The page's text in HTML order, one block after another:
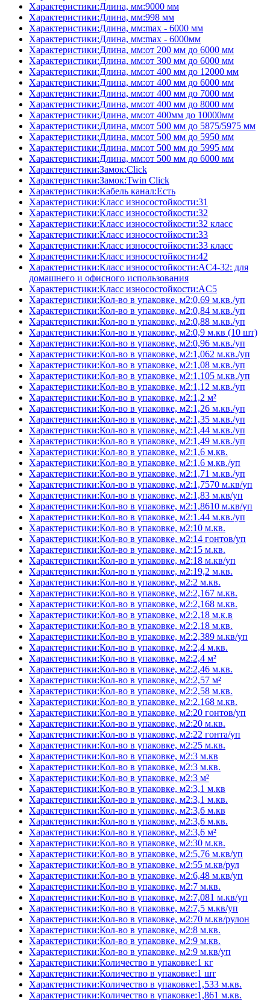
Характеристики:Длина, мм:9000 мм
Характеристики:Длина, мм:998 мм
Характеристики:Длина, мм:max - 6000 мм
Характеристики:Длина, мм:max - 6000мм
Характеристики:Длина, мм:от 200 мм до 6000 мм
Характеристики:Длина, мм:от 300 мм до 6000 мм
Характеристики:Длина, мм:от 400 мм до 12000 мм
Характеристики:Длина, мм:от 400 мм до 6000 мм
Характеристики:Длина, мм:от 400 мм до 7000 мм
Характеристики:Длина, мм:от 400 мм до 8000 мм
Характеристики:Длина, мм:от 400мм до 10000мм
Характеристики:Длина, мм:от 500 мм до 5875/5975 мм
Характеристики:Длина, мм:от 500 мм до 5950 мм
Характеристики:Длина, мм:от 500 мм до 5995 мм
Характеристики:Длина, мм:от 500 мм до 6000 мм
Характеристики:Замок:Click
Характеристики:Замок:Twin Click
Характеристики:Кабель канал:Есть
Характеристики:Класс износостойкости:31
Характеристики:Класс износостойкости:32
Характеристики:Класс износостойкости:32 класс
Характеристики:Класс износостойкости:33
Характеристики:Класс износостойкости:33 класс
Характеристики:Класс износостойкости:42
Характеристики:Класс износостойкости:AC4-32: для
домашнего и офисного использования
Характеристики:Класс износостойкости:AC5
Характеристики:Кол-во в упаковке, м2:0,69 м.кв./уп
Характеристики:Кол-во в упаковке, м2:0,84 м.кв./уп
Характеристики:Кол-во в упаковке, м2:0,88 м.кв./уп
Характеристики:Кол-во в упаковке, м2:0,9 м.кв (10 шт)
Характеристики:Кол-во в упаковке, м2:0,96 м.кв./уп
Характеристики:Кол-во в упаковке, м2:1,062 м.кв./уп
Характеристики:Кол-во в упаковке, м2:1,08 м.кв./уп
Характеристики:Кол-во в упаковке, м2:1,105 м.кв./уп
Характеристики:Кол-во в упаковке, м2:1,12 м.кв./уп
Характеристики:Кол-во в упаковке, м2:1,2 м²
Характеристики:Кол-во в упаковке, м2:1,26 м.кв./уп
Характеристики:Кол-во в упаковке, м2:1,35 м.кв./уп
Характеристики:Кол-во в упаковке, м2:1,44 м.кв./уп
Характеристики:Кол-во в упаковке, м2:1,49 м.кв./уп
Характеристики:Кол-во в упаковке, м2:1,6 м.кв.
Характеристики:Кол-во в упаковке, м2:1,6 м.кв./уп
Характеристики:Кол-во в упаковке, м2:1,71 м.кв./уп
Характеристики:Кол-во в упаковке, м2:1,7570 м.кв/уп
Характеристики:Кол-во в упаковке, м2:1,83 м.кв/уп
Характеристики:Кол-во в упаковке, м2:1,8610 м.кв/уп
Характеристики:Кол-во в упаковке, м2:1.44 м.кв./уп
Характеристики:Кол-во в упаковке, м2:10 м.кв.
Характеристики:Кол-во в упаковке, м2:14 гонтов/уп
Характеристики:Кол-во в упаковке, м2:15 м.кв.
Характеристики:Кол-во в упаковке, м2:18 м.кв/уп
Характеристики:Кол-во в упаковке, м2:19,2 м.кв.
Характеристики:Кол-во в упаковке, м2:2 м.кв.
Характеристики:Кол-во в упаковке, м2:2,167 м.кв.
Характеристики:Кол-во в упаковке, м2:2,168 м.кв.
Характеристики:Кол-во в упаковке, м2:2,18 м.к.в
Характеристики:Кол-во в упаковке, м2:2,18 м.кв.
Характеристики:Кол-во в упаковке, м2:2,389 м.кв/уп
Характеристики:Кол-во в упаковке, м2:2,4 м.кв.
Характеристики:Кол-во в упаковке, м2:2,4 м²
Характеристики:Кол-во в упаковке, м2:2,46 м.кв.
Характеристики:Кол-во в упаковке, м2:2,57 м²
Характеристики:Кол-во в упаковке, м2:2,58 м.кв.
Характеристики:Кол-во в упаковке, м2:2.168 м.кв.
Характеристики:Кол-во в упаковке, м2:20 гонтов/уп
Характеристики:Кол-во в упаковке, м2:20 м.кв.
Характеристики:Кол-во в упаковке, м2:22 гонта/уп
Характеристики:Кол-во в упаковке, м2:25 м.кв.
Характеристики:Кол-во в упаковке, м2:3 м.кв
Характеристики:Кол-во в упаковке, м2:3 м.кв.
Характеристики:Кол-во в упаковке, м2:3 м²
Характеристики:Кол-во в упаковке, м2:3,1 м.кв
Характеристики:Кол-во в упаковке, м2:3,1 м.кв.
Характеристики:Кол-во в упаковке, м2:3,6 м.кв
Характеристики:Кол-во в упаковке, м2:3,6 м.кв.
Характеристики:Кол-во в упаковке, м2:3,6 м²
Характеристики:Кол-во в упаковке, м2:30 м.кв.
Характеристики:Кол-во в упаковке, м2:5,76 м.кв/уп
Характеристики:Кол-во в упаковке, м2:55 м.кв/рул
Характеристики:Кол-во в упаковке, м2:6,48 м.кв/уп
Характеристики:Кол-во в упаковке, м2:7 м.кв.
Характеристики:Кол-во в упаковке, м2:7,081 м.кв/уп
Характеристики:Кол-во в упаковке, м2:7,5 м.кв/уп
Характеристики:Кол-во в упаковке, м2:70 м.кв/рулон
Характеристики:Кол-во в упаковке, м2:8 м.кв.
Характеристики:Кол-во в упаковке, м2:9 м.кв.
Характеристики:Кол-во в упаковке, м2:9 м.кв/уп
Характеристики:Количество в упаковке:1 кг
Характеристики:Количество в упаковке:1 шт
Характеристики:Количество в упаковке:1,533 м.кв.
Характеристики:Количество в упаковке:1,861 м.кв.